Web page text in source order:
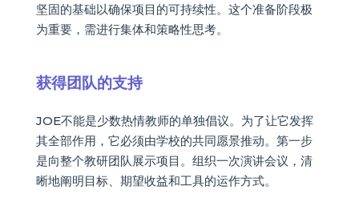
坚固的基础以确保项目的可持续性。这个准备阶段极
为重要，需进行集体和策略性思考。
获得团队的支持
JOE不能是少数热情教师的单独倡议。为了让它发挥
其全部作用，它必须由学校的共同愿景推动。第一步
是向整个教研团队展示项目。组织一次演讲会议，清
晰地阐明目标、期望收益和工具的运作方式。